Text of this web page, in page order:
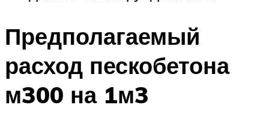
Предполагаемый
расход пескобетона
м300 на 1м3